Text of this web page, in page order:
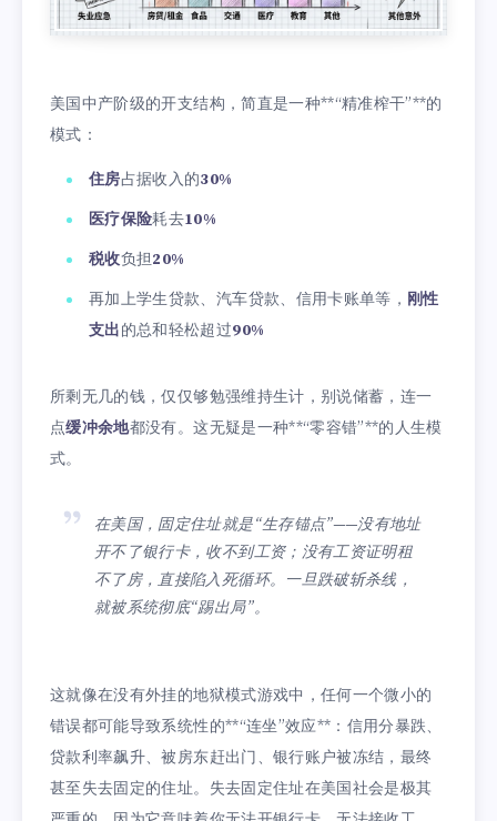
美国中产阶级的开支结构，简直是一种**“精准榨干”**的
模式：
住房占据收入的30%
医疗保险耗去10%
税收负担20%
再加上学生贷款、汽车贷款、信用卡账单等， 刚性
支出的总和轻松超过90%
所剩无几的钱，仅仅够勉强维持生计，别说储蓄，连一
点缓冲余地都没有。这无疑是一种**“零容错”**的人生模
式。
在美国，固定住址就是“生存锚点”——没有地址
开不了银行卡，收不到工资；没有工资证明租
不了房，直接陷入死循环。一旦跌破斩杀线，
就被系统彻底“踢出局”。
这就像在没有外挂的地狱模式游戏中，任何一个微小的
错误都可能导致系统性的**“连坐”效应**：信用分暴跌、
贷款利率飙升、被房东赶出门、银行账户被冻结，最终
甚至失去固定的住址。失去固定住址在美国社会是极其